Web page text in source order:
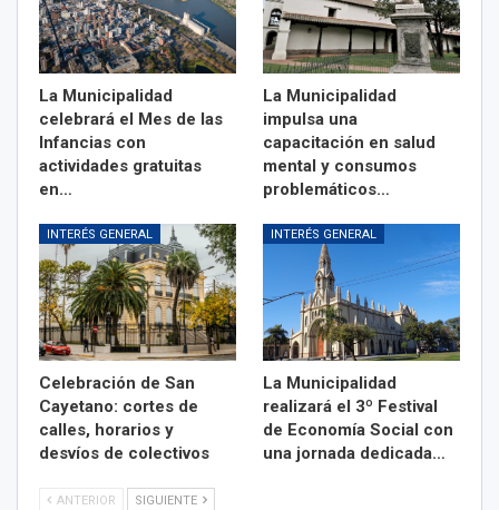
La Municipalidad
celebrará el Mes de las
Infancias con
actividades gratuitas
en…
La Municipalidad
impulsa una
capacitación en salud
mental y consumos
problemáticos…
INTERÉS GENERAL
Celebración de San
Cayetano: cortes de
calles, horarios y
desvíos de colectivos
INTERÉS GENERAL
La Municipalidad
realizará el 3º Festival
de Economía Social con
una jornada dedicada…
ANTERIOR SIGUIENTE